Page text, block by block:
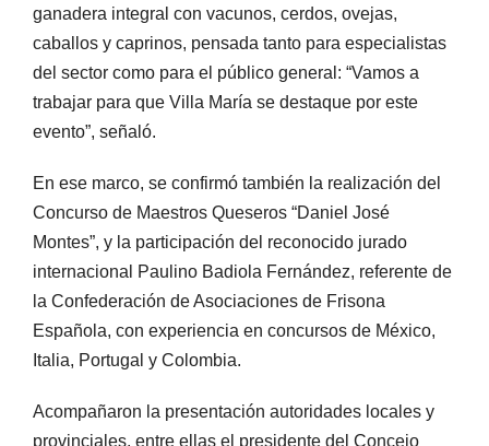
ganadera integral con vacunos, cerdos, ovejas,
caballos y caprinos, pensada tanto para especialistas
del sector como para el público general: “Vamos a
trabajar para que Villa María se destaque por este
evento”, señaló.
En ese marco, se confirmó también la realización del
Concurso de Maestros Queseros “Daniel José
Montes”, y la participación del reconocido jurado
internacional Paulino Badiola Fernández, referente de
la Confederación de Asociaciones de Frisona
Española, con experiencia en concursos de México,
Italia, Portugal y Colombia.
Acompañaron la presentación autoridades locales y
provinciales, entre ellas el presidente del Concejo